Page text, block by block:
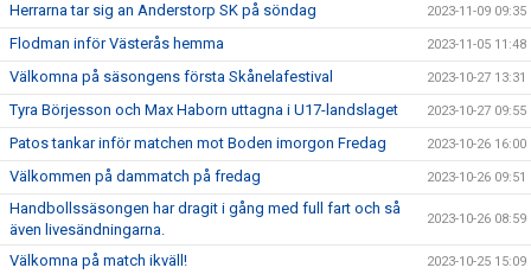
Herrarna tar sig an Anderstorp SK på söndag 2023-11-09 09:35
Flodman inför Västerås hemma 2023-11-05 11:48
Välkomna på säsongens första Skånelafestival 2023-10-27 13:31
Tyra Börjesson och Max Haborn uttagna i U17-landslaget 2023-10-27 09:55
Patos tankar inför matchen mot Boden imorgon Fredag 2023-10-26 16:00
Välkommen på dammatch på fredag 2023-10-26 09:51
Handbollssäsongen har dragit i gång med full fart och så
även livesändningarna.
2023-10-26 08:59
Välkomna på match ikväll! 2023-10-25 15:09